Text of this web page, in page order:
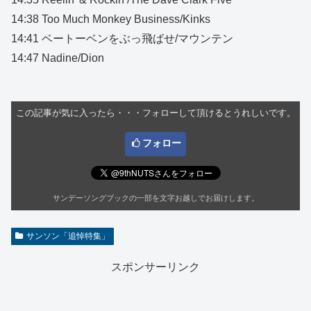
14:38 Too Much Monkey Business/Kinks
14:41 ベートーベンをぶっ飛ばせ/マウンテン
14:47 Nadine/Dion
この記事が気に入ったら・・・フォローして頂けるとうれしいです。
フォロー
サンデーソングブックの一部を文字お越しでお届けします。
サンソン「追悼特集」
スポンサーリンク